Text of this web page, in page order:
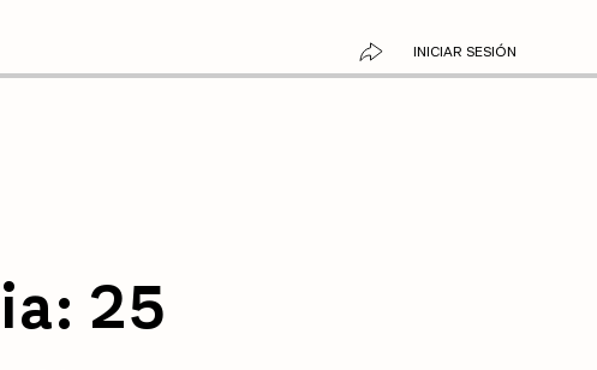
INICIAR SESIÓN
25